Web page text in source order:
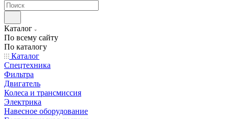
Каталог
По всему сайту
По каталогу
Каталог
Спецтехника
Фильтра
Двигатель
Колеса и трансмиссия
Электрика
Навесное оборудование